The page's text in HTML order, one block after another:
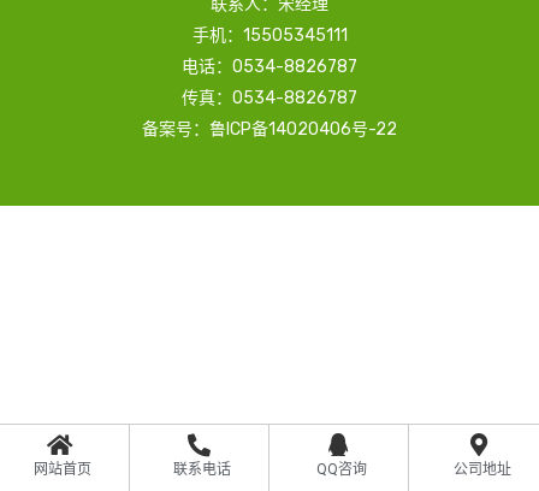
联系人：宋经理
手机：15505345111
电话：0534-8826787
传真：0534-8826787
备案号：鲁ICP备14020406号-22
网站首页 联系电话 QQ咨询 公司地址